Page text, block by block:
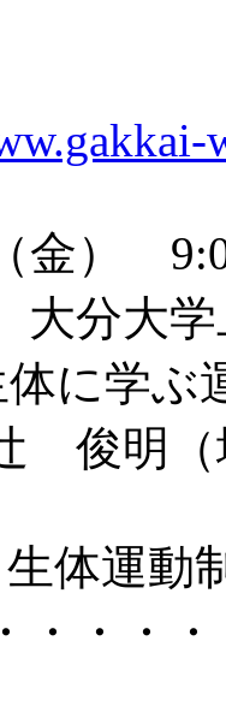
金）
分大学
に学ぶ
俊明（
生体運動
・・・